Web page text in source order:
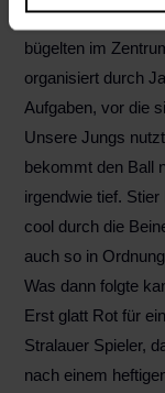
kaum einer
bügelten im
organisiert durch
Aufgaben, vor die
Unsere Jungs
bekommt den Ball
irgendwie tief.
cool durch die
auch so in
Was dann folgte
Erst glatt Rot für
Stralauer Spieler,
nach einem